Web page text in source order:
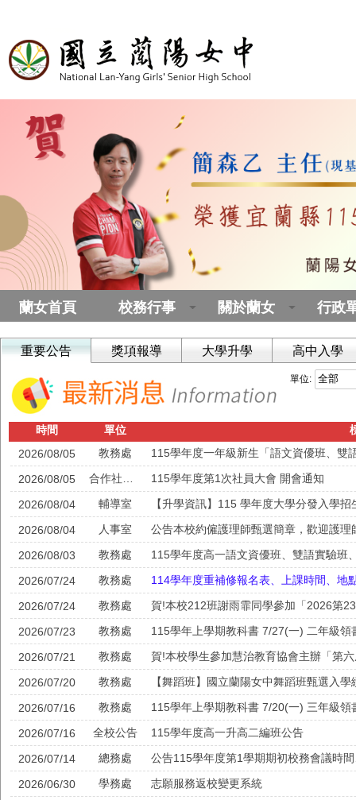
蘭女首頁 校務行事 關於蘭女 行政
重要公告 獎項報導 大學升學 高中入學
單位:
時間 單位
2026/08/05
教務處
2026/08/05 115學年度第1次社員大會 開會通知
2026/08/04 輔導室 【升學資訊】115 學年度大學分發入學
2026/08/04 人事室 公告本校約僱護理師甄選簡章，歡迎護理
2026/08/03 教務處
2026/07/24 教務處 114學年度重補修報名表、上課時間、地
2026/07/24 教務處
2026/07/23 教務處 115學年上學期教科書 7/27(一) 二年級領
2026/07/21 教務處 賀!本校學生參加慧治教育協會主辦「第
2026/07/20 教務處 【舞蹈班】國立蘭陽女中舞蹈班甄選入學
2026/07/16 教務處 115學年上學期教科書 7/20(一) 三年級領
2026/07/16 全校公告 115學年度高一升高二編班公告
2026/07/14 總務處 公告115學年度第1學期期初校務會議時
2026/06/30 學務處 志願服務返校變更系統